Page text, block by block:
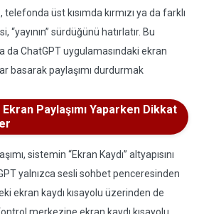
üst kısımda kırmızı ya da farklı
“yayının” sürdüğünü hatırlatır. Bu
da ChatGPT uygulamasındaki ekran
basarak paylaşımı durdurmak
Paylaşımı Yaparken Dikkat
sistemin “Ekran Kaydı” altyapısını
yalnızca sesli sohbet penceresinden
ekran kaydı kısayolu üzerinden de